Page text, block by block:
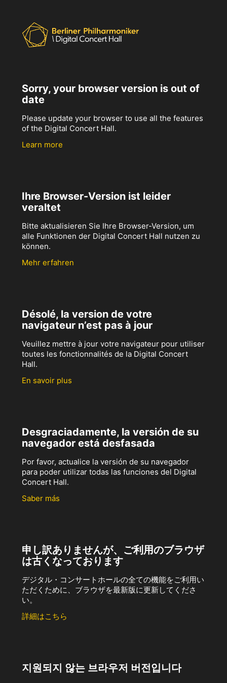
Sorry, your browser version is out of
date
Please update your browser to use all the features
of the Digital Concert Hall.
Learn more
Ihre Browser-Version ist leider
veraltet
Bitte aktualisieren Sie Ihre Browser-Version, um
alle Funktionen der Digital Concert Hall nutzen zu
können.
Mehr erfahren
Désolé, la version de votre
navigateur n’est pas à jour
Veuillez mettre à jour votre navigateur pour utiliser
toutes les fonctionnalités de la Digital Concert
Hall.
En savoir plus
Desgraciadamente, la versión de su
navegador está desfasada
Por favor, actualice la versión de su navegador
para poder utilizar todas las funciones del Digital
Concert Hall.
Saber más
申し訳ありませんが、ご利用のブラウザ
は古くなっております
デジタル・コンサートホールの全ての機能をご利用い
ただくために、ブラウザを最新版に更新してくださ
い。
詳細はこちら
지원되지 않는 브라우저 버전입니다